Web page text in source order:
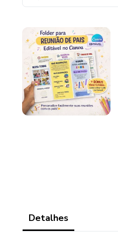
Detalhes